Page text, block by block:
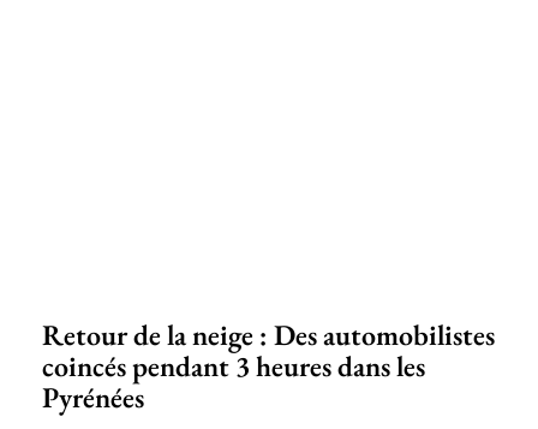
Retour de la neige : Des automobilistes
coincés pendant 3 heures dans les
Pyrénées